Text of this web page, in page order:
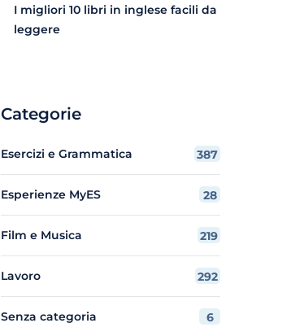
I migliori 10 libri in inglese facili da
leggere
Categorie
Esercizi e Grammatica 387
Esperienze MyES 28
Film e Musica 219
Lavoro 292
Senza categoria 6